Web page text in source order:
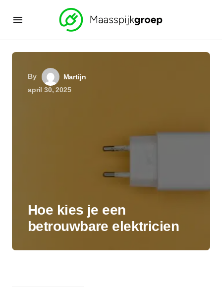
By
Martijn
april 30, 2025
Hoe kies je een
betrouwbare elektricien